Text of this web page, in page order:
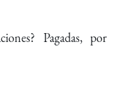
Pagadas, por